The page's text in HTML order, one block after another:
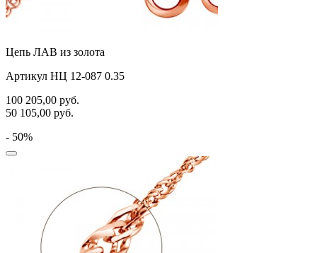
Цепь ЛАВ из золота
Артикул НЦ 12-087 0.35
100 205,00 руб.
50 105,00 руб.
- 50%